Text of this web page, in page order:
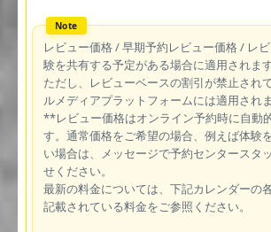
レビュー価格 / 早期予約レビュー価格 / レ
験を共有する予定がある場合に適用されます
ただし、レビューベースの割引が禁止され
ルメディアプラットフォームには適用されま
**レビュー価格はオンライン予約時に自動
す。通常価格をご希望の場合、例えば体験
い場合は、メッセージで予約センタースタ
せください。
最新の料金については、下記カレンダーの
記載されている料金をご参照ください。